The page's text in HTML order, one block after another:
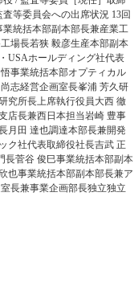
等委員会への出席状況 13回
業統括本部副本部長兼産業工
場長若狭 毅彦生産本部副本
USAホールディング社代表
事業統括本部オプティカル
志経営企画室長峯浦 芳久研
究所長上席執行役員大西 徹
店長兼西日本担当岩崎 豊事
月田 達也調達本部長兼開発
ク社代表取締役社長吉武 正
長菅谷 俊巳事業統括本部副本
也事業統括本部副本部長兼ア
長兼事業企画部長独立独立